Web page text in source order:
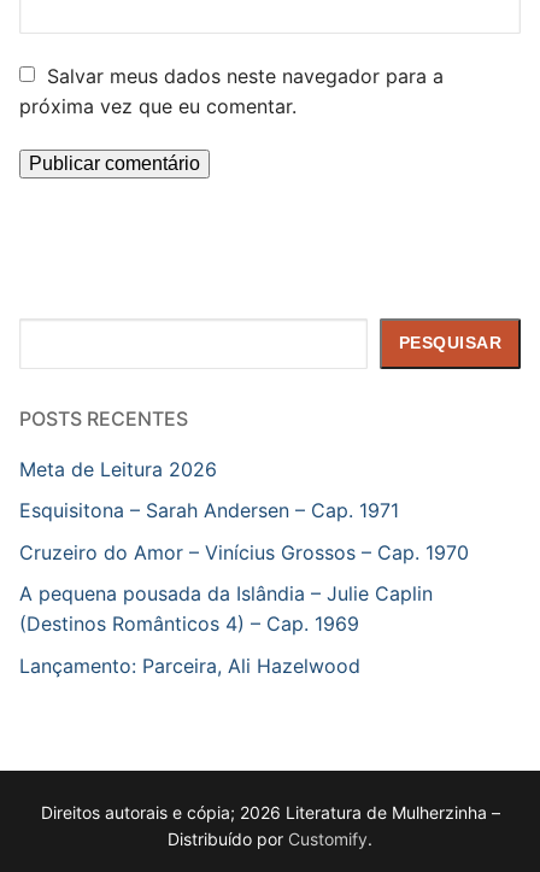
Salvar meus dados neste navegador para a
próxima vez que eu comentar.
PESQUISAR
POSTS RECENTES
Meta de Leitura 2026
Esquisitona – Sarah Andersen – Cap. 1971
Cruzeiro do Amor – Vinícius Grossos – Cap. 1970
A pequena pousada da Islândia – Julie Caplin
(Destinos Românticos 4) – Cap. 1969
Lançamento: Parceira, Ali Hazelwood
Direitos autorais e cópia; 2026 Literatura de Mulherzinha –
Distribuído por Customify.